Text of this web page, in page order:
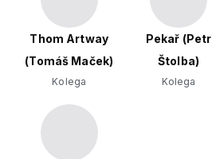
Thom Artway
(Tomáš Maček)
Kolega
Pekař (Petr
Štolba)
Kolega